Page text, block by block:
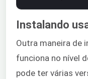
Instalando
Outra maneira de
funciona no nível
pode ter várias